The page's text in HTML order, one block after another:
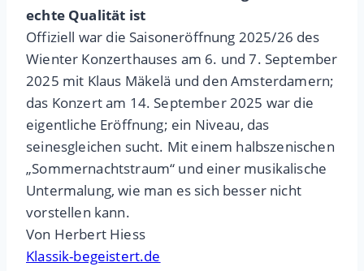
echte Qualität ist
Offiziell war die Saisoneröffnung 2025/26 des
Wienter Konzerthauses am 6. und 7. September
2025 mit Klaus Mäkelä und den Amsterdamern;
das Konzert am 14. September 2025 war die
eigentliche Eröffnung; ein Niveau, das
seinesgleichen sucht. Mit einem halbszenischen
„Sommernachtstraum“ und einer musikalische
Untermalung, wie man es sich besser nicht
vorstellen kann.
Von Herbert Hiess
Klassik-begeistert.de